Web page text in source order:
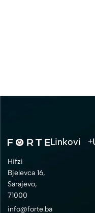
Hifzi
Bjelevca 16,
Sarajevo,
71000
info@forte.ba
Linkovi